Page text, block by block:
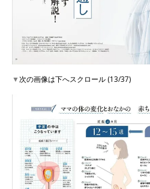
▼次の画像は下へスクロール (13/37)